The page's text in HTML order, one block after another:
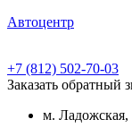
Автоцентр
+7 (812) 502-70-03
Заказать обратный
м.